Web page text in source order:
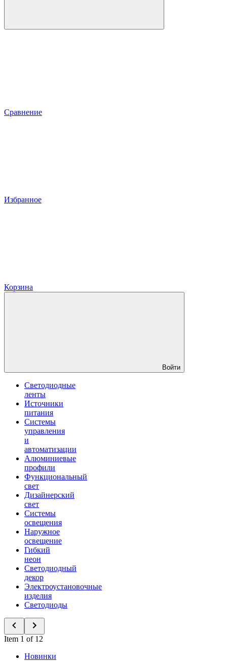
Сравнение
Избранное
Корзина
Войти
Светодиодные
ленты
Источники
питания
Системы
управления
и
автоматизации
Алюминиевые
профили
Функциональный
свет
Дизайнерский
свет
Системы
освещения
Наружное
освещение
Гибкий
неон
Светодиодный
декор
Электроустановочные
изделия
Светодиоды
Item 1 of 12
Новинки